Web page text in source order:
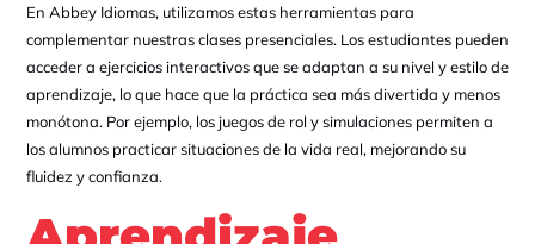
En Abbey Idiomas, utilizamos estas herramientas para
complementar nuestras clases presenciales. Los estudiantes pueden
acceder a ejercicios interactivos que se adaptan a su nivel y estilo de
aprendizaje, lo que hace que la práctica sea más divertida y menos
monótona. Por ejemplo, los juegos de rol y simulaciones permiten a
los alumnos practicar situaciones de la vida real, mejorando su
fluidez y confianza.